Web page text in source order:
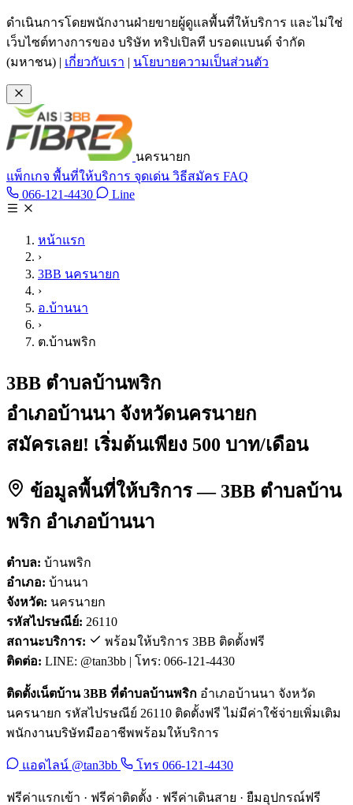
ข้ามไปเนื้อหาหลัก
ดำเนินการโดยพนักงานฝ่ายขายผู้ดูแลพื้นที่ให้บริการ และไม่ใช่
เว็บไซต์ทางการของ บริษัท ทริปเปิลที บรอดแบนด์ จำกัด
(มหาชน) | เกี่ยวกับเรา | นโยบายความเป็นส่วนตัว
นครนายก
แพ็กเกจ พื้นที่ให้บริการ จุดเด่น วิธีสมัคร FAQ
066-121-4430 โทร 066-121-4430
LineLine @tan3bb
หน้าแรก
›
3BB นครนายก
›
อ.บ้านนา
›
ต.บ้านพริก
3BB ตำบลบ้านพริก
อำเภอบ้านนา จังหวัดนครนายก
สมัครเลย! เริ่มต้นเพียง 500 บาท/เดือน
ข้อมูลพื้นที่ให้บริการ — 3BB ตำบลบ้าน
พริก อำเภอบ้านนา
ตำบล: บ้านพริก
อำเภอ: บ้านนา
จังหวัด: นครนายก
รหัสไปรษณีย์: 26110
สถานะบริการ:
พร้อมให้บริการ 3BB ติดตั้งฟรี
ติดต่อ: LINE: @tan3bb | โทร: 066-121-4430
ติดตั้งเน็ตบ้าน 3BB ที่ตำบลบ้านพริก อำเภอบ้านนา จังหวัด
นครนายก รหัสไปรษณีย์ 26110 ติดตั้งฟรี ไม่มีค่าใช้จ่ายเพิ่มเติม
พนักงานบริษัทมืออาชีพพร้อมให้บริการ
แอดไลน์ @tan3bb โทร 066-121-4430
ฟรีค่าแรกเข้า · ฟรีค่าติดตั้ง · ฟรีค่าเดินสาย · ยืมอุปกรณ์ฟรี